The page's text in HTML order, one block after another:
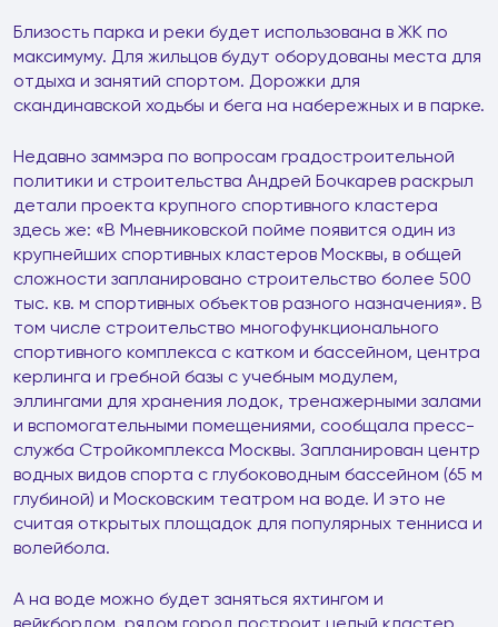
Близость парка и реки будет использована в ЖК по
максимуму. Для жильцов будут оборудованы места для
отдыха и занятий спортом. Дорожки для
скандинавской ходьбы и бега на набережных и в парке.
Недавно заммэра по вопросам градостроительной
политики и строительства Андрей Бочкарев раскрыл
детали проекта крупного спортивного кластера
здесь же: «В Мневниковской пойме появится один из
крупнейших спортивных кластеров Москвы, в общей
сложности запланировано строительство более 500
тыс. кв. м спортивных объектов разного назначения». В
том числе строительство многофункционального
спортивного комплекса с катком и бассейном, центра
керлинга и гребной базы с учебным модулем,
эллингами для хранения лодок, тренажерными залами
и вспомогательными помещениями, сообщала пресс-
служба Стройкомплекса Москвы. Запланирован центр
водных видов спорта с глубоководным бассейном (65 м
глубиной) и Московским театром на воде. И это не
считая открытых площадок для популярных тенниса и
волейбола.
А на воде можно будет заняться яхтингом и